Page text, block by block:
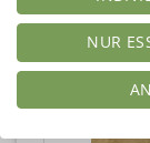
etwas
NUR